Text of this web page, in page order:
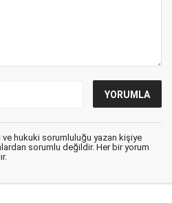
ve hukuki sorumluluğu yazan kişiye
sorumlu değildir. Her bir yorum